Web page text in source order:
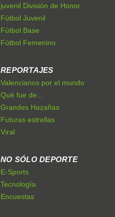
juvenil División de Honor
Fútbol Juvenil
Fútbol Base
Fútbol Femenino
REPORTAJES
Valencianos por el mundo
Qué fue de...
Grandes Hazañas
Futuras estrellas
Viral
NO SÓLO DEPORTE
E-Sports
Tecnología
Encuestas